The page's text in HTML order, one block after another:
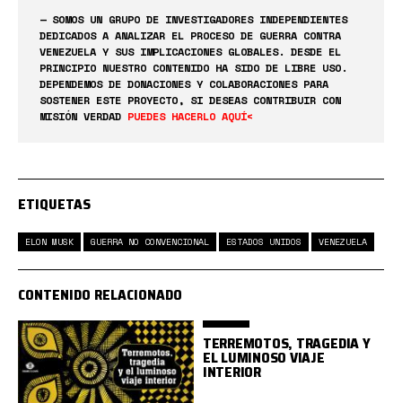
— SOMOS UN GRUPO DE INVESTIGADORES INDEPENDIENTES
DEDICADOS A ANALIZAR EL PROCESO DE GUERRA CONTRA
VENEZUELA Y SUS IMPLICACIONES GLOBALES. DESDE EL
PRINCIPIO NUESTRO CONTENIDO HA SIDO DE LIBRE USO.
DEPENDEMOS DE DONACIONES Y COLABORACIONES PARA
SOSTENER ESTE PROYECTO, SI DESEAS CONTRIBUIR CON
MISIÓN VERDAD PUEDES HACERLO AQUÍ<
ETIQUETAS
ELON MUSK GUERRA NO CONVENCIONAL ESTADOS UNIDOS VENEZUELA
CONTENIDO RELACIONADO
TERREMOTOS, TRAGEDIA Y
EL LUMINOSO VIAJE
INTERIOR